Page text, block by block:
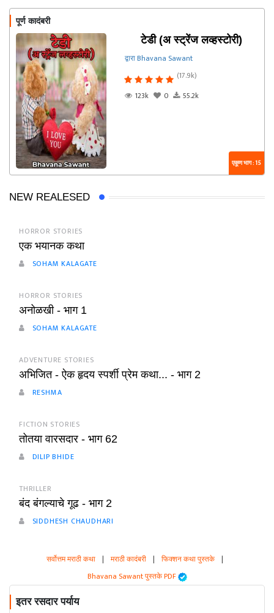
पूर्ण कादंबरी
टेडी (अ स्ट्रेंज लव्हस्टोरी)
द्वारा Bhavana Sawant
(17.9k)
123k
0 55.2k
एकूण भाग : 15
NEW REALESED
HORROR STORIES
एक भयानक कथा
SOHAM KALAGATE
HORROR STORIES
अनोळखी - भाग 1
SOHAM KALAGATE
ADVENTURE STORIES
अभिजित - ऐक हृदय स्पर्शी प्रेम कथा... - भाग 2
RESHMA
FICTION STORIES
तोतया वारसदार - भाग 62
DILIP BHIDE
THRILLER
बंद बंगल्याचे गूढ - भाग 2
SIDDHESH CHAUDHARI
सर्वोत्तम मराठी कथा | मराठी कादंबरी | फिक्शन कथा पुस्तके |
Bhavana Sawant पुस्तके PDF
इतर रसदार पर्याय